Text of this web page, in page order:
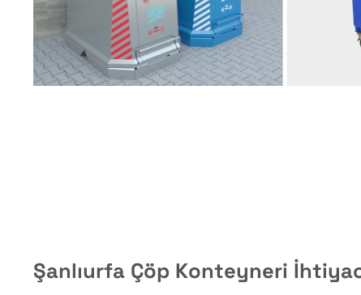
Şanlıurfa Çöp Konteyneri